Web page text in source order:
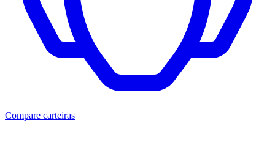
Compare carteiras